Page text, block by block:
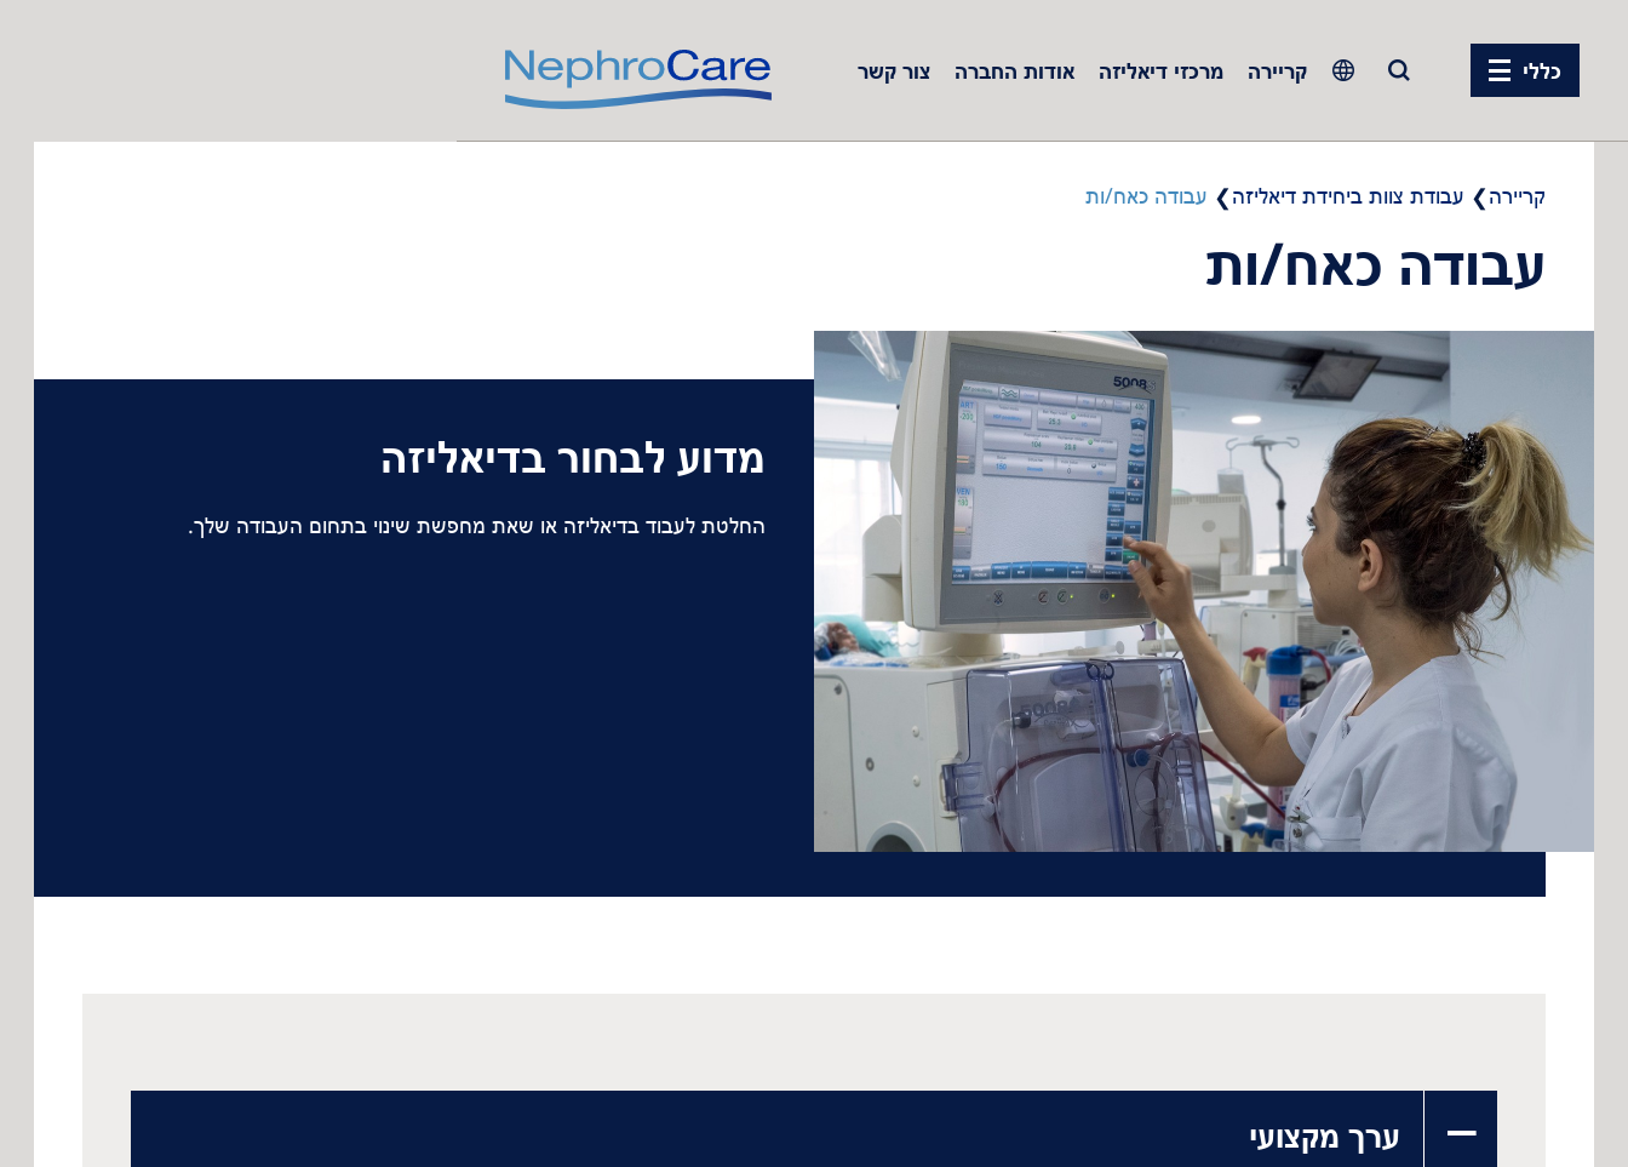
קריירה מרכזי דיאליזה אודות החברה צור קשר
Europe
Czech Republic
France
Germany
Israel
Italy
Netherlands
Poland
Portugal
Romania
Russia
Spain
Sweden
Switzerland
United Kingdom
Asia Pacific
Asia Pacific
Australia
Philippines
North America
United States of
America
כללי
קריירה עבודת צוות ביחידת דיאליזה עבודה כאח/ות
עבודה כאח/ות
מדוע לבחור בדיאליזה
החלטת לעבוד בדיאליזה או שאת מחפשת שינוי בתחום העבודה שלך.
ערך מקצועי